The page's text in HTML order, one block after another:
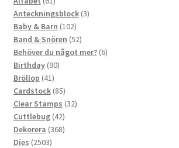
produkter
Anteckningsblock 33
Baby & Barn 102102
produkter
Band & Snören 5252
produkter
Behöver du något mer? 66
Birthday 9090
Bröllop 4141
produkter
Cardstock 8585
produkter
Clear Stamps 3232
Cuttlebug 4242
produkter
Dekorera 368368
Dies 25032503